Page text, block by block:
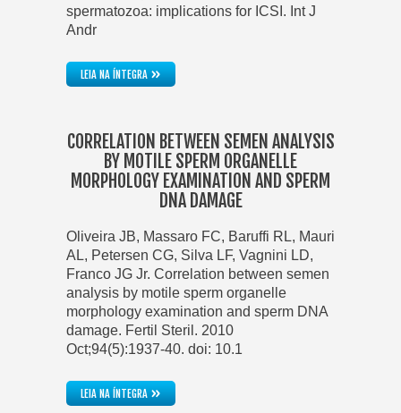
spermatozoa: implications for ICSI. Int J
Andr
LEIA NA ÍNTEGRA»
CORRELATION BETWEEN SEMEN ANALYSIS
BY MOTILE SPERM ORGANELLE
MORPHOLOGY EXAMINATION AND SPERM
DNA DAMAGE
Oliveira JB, Massaro FC, Baruffi RL, Mauri
AL, Petersen CG, Silva LF, Vagnini LD,
Franco JG Jr. Correlation between semen
analysis by motile sperm organelle
morphology examination and sperm DNA
damage. Fertil Steril. 2010
Oct;94(5):1937-40. doi: 10.1
LEIA NA ÍNTEGRA»